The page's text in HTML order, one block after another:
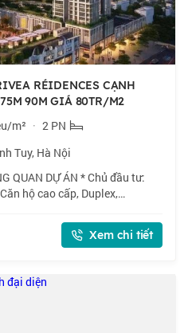
RÉIDENCES CẠNH
90M GIÁ 80TR/M2
m² · 2 PN
Tuy, Hà Nội
QUAN DỰ ÁN * Chủ đầu tư:
hộ cao cấp, Duplex,
hữ
Xem chi tiết